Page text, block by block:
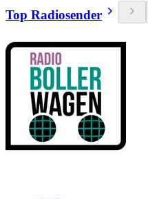
Top Radiosender